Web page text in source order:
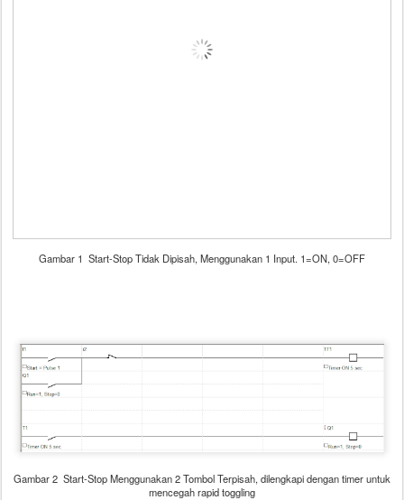
Gambar 1 Start-Stop Tidak Dipisah, Menggunakan 1 Input. 1=ON, 0=OFF
Gambar 2 Start-Stop Menggunakan 2 Tombol Terpisah, dilengkapi dengan timer untuk
mencegah rapid toggling